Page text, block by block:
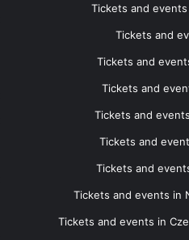
Tickets and
Tickets and
Tickets and
Tickets and
Tickets and
Tickets and
Tickets and
Tickets and events in
Tickets and events in